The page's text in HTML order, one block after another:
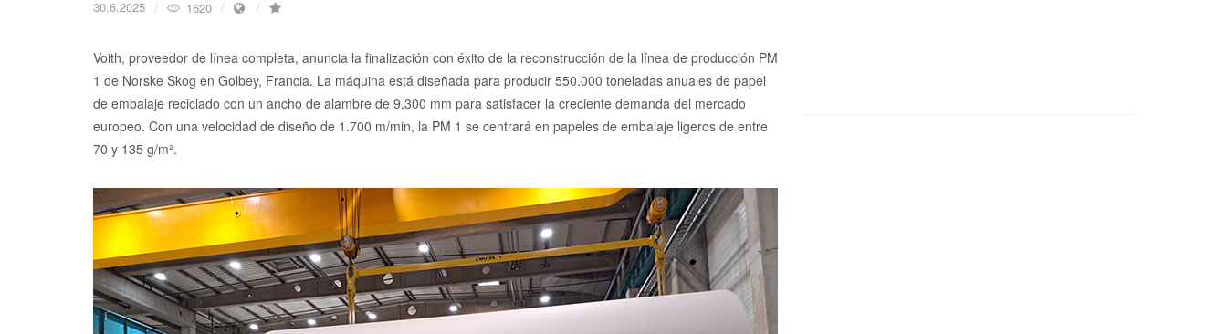
30.6.2025 1620
Voith, proveedor de línea completa, anuncia la finalización con éxito de la reconstrucción de la línea de producción PM
1 de Norske Skog en Golbey, Francia. La máquina está diseñada para producir 550.000 toneladas anuales de papel
de embalaje reciclado con un ancho de alambre de 9.300 mm para satisfacer la creciente demanda del mercado
europeo. Con una velocidad de diseño de 1.700 m/min, la PM 1 se centrará en papeles de embalaje ligeros de entre
70 y 135 g/m².